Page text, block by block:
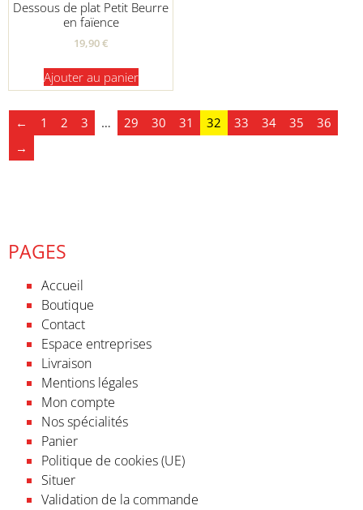
Dessous de plat Petit Beurre
en faïence
19,90€
Ajouter au panier
← 1 2 3 … 29 30 31 32 33 34 35
36
→
PAGES
Accueil
Boutique
Contact
Espace entreprises
Livraison
Mentions légales
Mon compte
Nos spécialités
Panier
Politique de cookies (UE)
Situer
Validation de la commande